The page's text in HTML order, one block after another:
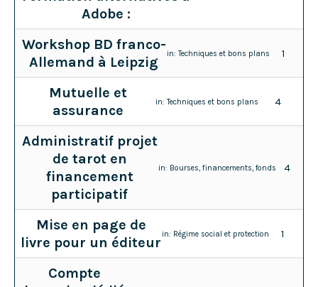
Adobe :
Workshop BD franco-
Allemand à Leipzig
in:Techniques et bons plans 1
Mutuelle et
assurance
in:Techniques et bons plans 4
Administratif projet
de tarot en
financement
participatif
in: Bourses, financements, fonds 4
Mise en page de
livre pour un éditeur
in: Régime social et protection 1
Compte